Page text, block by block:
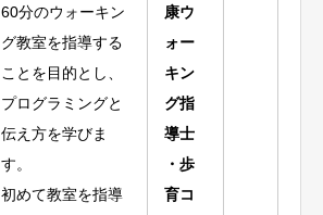
60分のウォーキン
グ教室を指導する
ことを目的とし、
プログラミングと
伝え方を学びま
す。
初めて教室を指導
康ウ
ォー
キン
グ指
導士
・歩
育コ